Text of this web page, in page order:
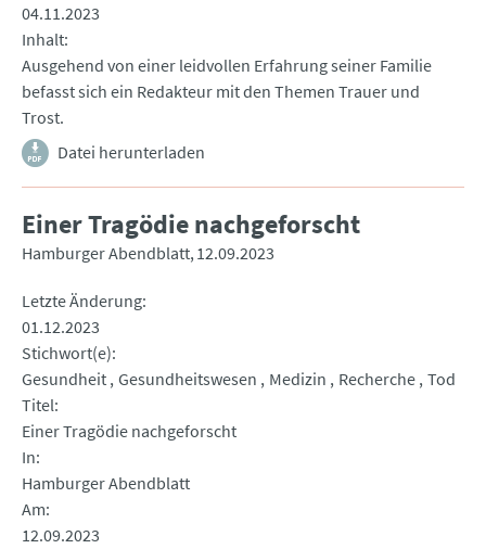
04.11.2023
Inhalt
Ausgehend von einer leidvollen Erfahrung seiner Familie
befasst sich ein Redakteur mit den Themen Trauer und
Trost.
Datei herunterladen
Einer Tragödie nachgeforscht
Hamburger Abendblatt 12.09.2023
Letzte Änderung
01.12.2023
Stichwort(e)
Gesundheit Gesundheitswesen Medizin Recherche Tod
Titel
Einer Tragödie nachgeforscht
In
Hamburger Abendblatt
Am
12.09.2023